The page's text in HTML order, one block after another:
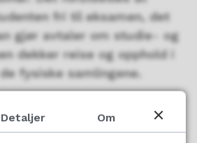
fri til eksamen, det
gjør avtaler om studie- og
dekker reise og opphold i
fysiske samlingene.
fire fagmoduler
studiepoeng
Detaljer Om